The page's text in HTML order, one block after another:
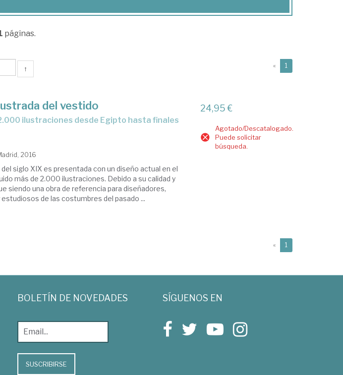
páginas.
↑ « 1
del vestido
2016
siglo XIX es presentada con un diseño actual en el
más de 2.000 ilustraciones. Debido a su calidad y
siendo una obra de referencia para diseñadores,
de las costumbres del pasado ...
24,95 €
Agotado/Descatalogado.
Puede solicitar
búsqueda.
« 1
BOLETÍN DE NOVEDADES
SUSCRIBIRSE
SÍGUENOS EN